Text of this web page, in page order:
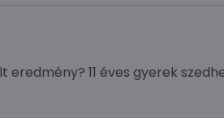
eredmény? 11 éves gyerek